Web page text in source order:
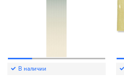
В наличии